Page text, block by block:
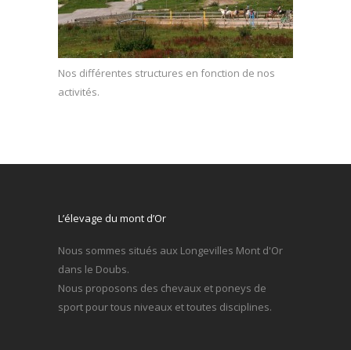
Nos différentes structures en fonction de nos
activités.
L’élevage du mont d’Or
Nous sommes situés aux Longevilles Mont d'Or
dans le Doubs.
Nous proposons des chevaux et poneys de
sport pour tous niveaux et toutes disciplines.